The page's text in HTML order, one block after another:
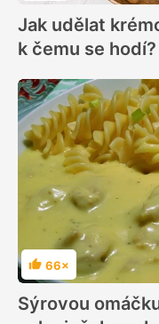
Jak udělat
k čemu se
Hodnocení
66×
Sýrovou